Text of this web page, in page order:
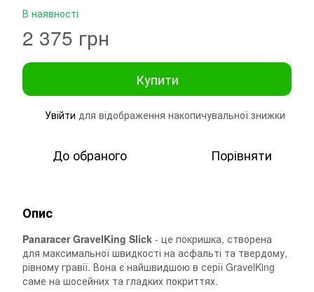
В наявності
2 375 грн
Купити
Увійти для відображення накопичувальної знижки
До обраного Порівняти
Опис
Panaracer GravelKing Slick - це покришка, створена
для максимальної швидкості на асфальті та твердому,
рівному гравії. Вона є найшвидшою в серії GravelKing
саме на шосейних та гладких покриттях.